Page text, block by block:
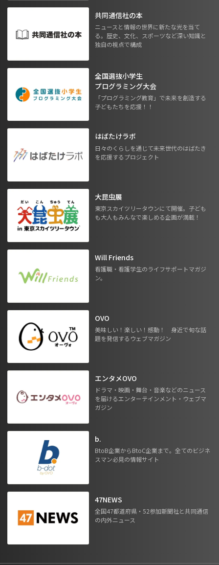
共同通信社の本
ニュースと情報の世界に新たな光を当て
る。歴史、文化、スポーツなど深い知識と
独自の視点で構成
全国選抜小学生
プログラミング大会
「プログラミング教育」で未来を創造する
子どもたちを応援！！
はばたけラボ
日々のくらしを通じて未来世代のはばたき
を応援するプロジェクト
大昆虫展
東京スカイツリータウンにて開催。子ども
も大人もみんなで楽しめる企画が満載！
Will Friends
看護職・看護学生のライフサポートマガジ
ン。
OVO
美味しい！楽しい！感動！ 身近で旬な話
題を発信するウェブマガジン
エンタメOVO
ドラマ・映画・舞台・音楽などのニュース
を届けるエンターテインメント・ウェブマ
ガジン
b.
BtoB企業からBtoC企業まで。全てのビジネ
スマン必見の情報サイト
47NEWS
全国47都道府県・52参加新聞社と共同通信
の内外ニュース